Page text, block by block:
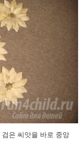
은 씨앗을 바로 중앙